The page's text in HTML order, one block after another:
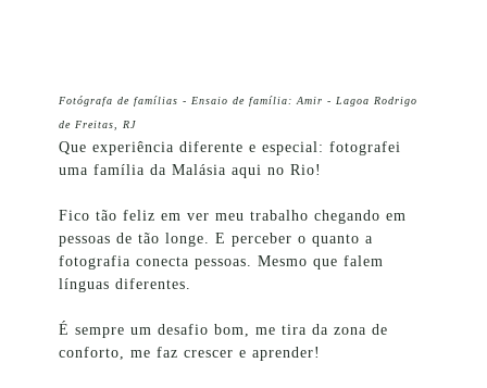
Fotógrafa de famílias - Ensaio de família: Amir - Lagoa Rodrigo
de Freitas, RJ
Que experiência diferente e especial: fotografei
uma família da Malásia aqui no Rio!
Fico tão feliz em ver meu trabalho chegando em
pessoas de tão longe. E perceber o quanto a
fotografia conecta pessoas. Mesmo que falem
línguas diferentes.
É sempre um desafio bom, me tira da zona de
conforto, me faz crescer e aprender!